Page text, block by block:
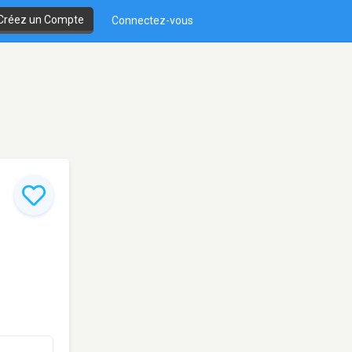
un Compte Connectez-vous